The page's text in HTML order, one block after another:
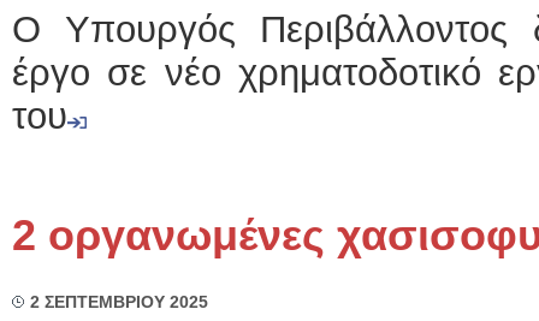
Ο Υπουργός Περιβάλλοντος
έργο σε νέο χρηματοδοτικό
του
2 οργανωμένες
2 ΣΕΠΤΕΜΒΡΙΟΥ 2025